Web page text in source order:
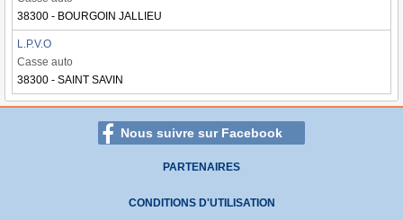
38300 - BOURGOIN JALLIEU
L.P.V.O
Casse auto
38300 - SAINT SAVIN
Nous suivre sur Facebook
PARTENAIRES
CONDITIONS D'UTILISATION